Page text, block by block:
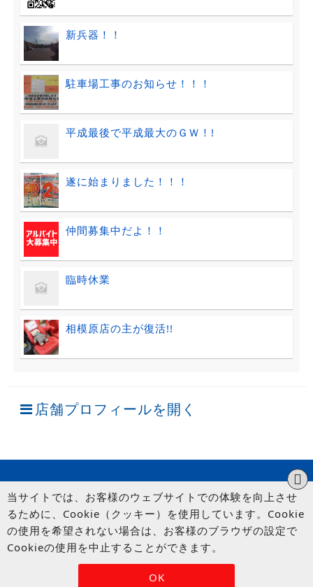
新兵器！！
駐車場工事のお知らせ！！！
平成最後で平成最大のＧＷ！!
遂に始まりました！！！
仲間募集中だよ！！
臨時休業
相模原店の主が復活!!
店舗プロフィールを開く
© UP GARAGE GROUP Co., Ltd.
OK
当サイトでは、お客様のウェブサイトでの体験を向上させ
るために、Cookie（クッキー）を使用しています。Cookie
の使用を希望されない場合は、お客様のブラウザの設定で
Cookieの使用を中止することができます。